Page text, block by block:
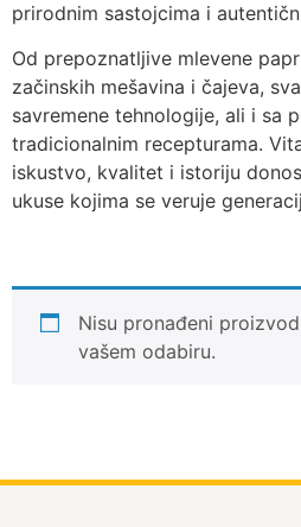
prirodnim sastojcima i
Od prepoznatljive mlevene
začinskih mešavina i čajeva,
savremene tehnologije, ali i sa
tradicionalnim recepturama.
iskustvo, kvalitet i istoriju
ukuse kojima se veruje
Nisu pronađeni
vašem odabiru.